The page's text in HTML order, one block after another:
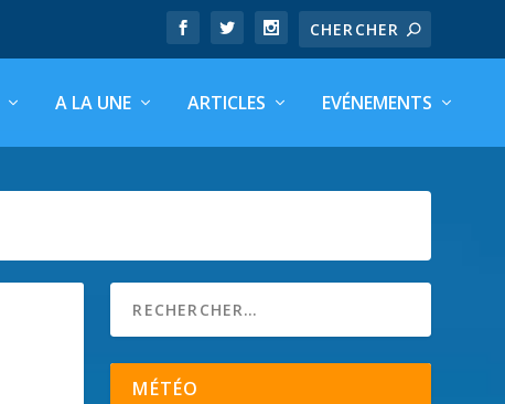
A LA UNE ARTICLES EVÉNEMENTS
MÉTÉO